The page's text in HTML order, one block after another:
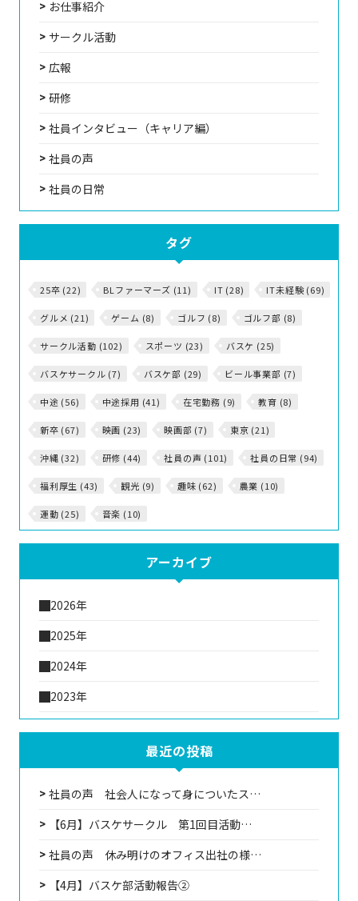
お仕事紹介
サークル活動
広報
研修
社員インタビュー（キャリア編）
社員の声
社員の日常
タグ
25卒 (22) BLファーマーズ (11) IT (28) IT未経験 (69)
グルメ (21) ゲーム (8) ゴルフ (8) ゴルフ部 (8)
サークル活動 (102) スポーツ (23) バスケ (25)
バスケサークル (7) バスケ部 (29) ビール事業部 (7)
中途 (56) 中途採用 (41) 在宅勤務 (9) 教育 (8)
新卒 (67) 映画 (23) 映画部 (7) 東京 (21)
沖縄 (32) 研修 (44) 社員の声 (101) 社員の日常 (94)
福利厚生 (43) 観光 (9) 趣味 (62) 農業 (10)
運動 (25) 音楽 (10)
アーカイブ
2026年
2025年
2024年
2023年
最近の投稿
社員の声 社会人になって身についたス…
【6月】バスケサークル 第1回目活動…
社員の声 休み明けのオフィス出社の様…
【4月】バスケ部活動報告②